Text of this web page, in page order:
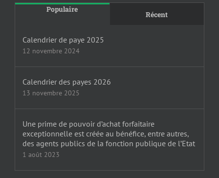
Populaire
Récent
Calendrier de paye 2025
12 novembre 2024
Calendrier des payes 2026
13 novembre 2025
Une prime de pouvoir d’achat forfaitaire
exceptionnelle est créée au bénéfice, entre autres,
des agents publics de la fonction publique de l’Etat
1 août 2023